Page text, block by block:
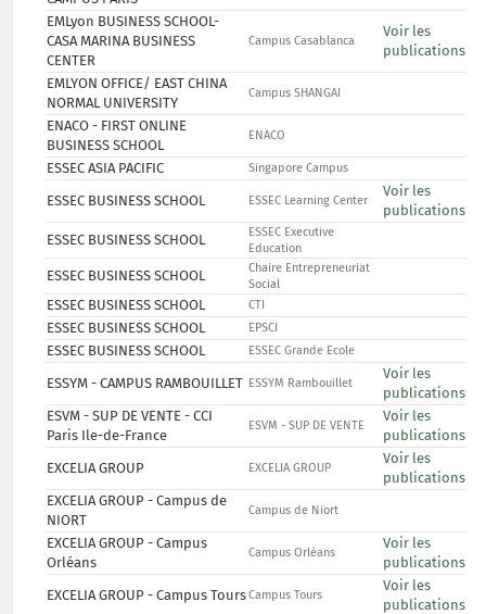
EMLyon BUSINESS SCHOOL-
CASA MARINA BUSINESS
CENTER
Campus Casablanca
Voir les
publications
EMLYON OFFICE/ EAST CHINA
NORMAL UNIVERSITY
Campus SHANGAI
ENACO - FIRST ONLINE
BUSINESS SCHOOL
ENACO
ESSEC ASIA PACIFIC Singapore Campus
ESSEC BUSINESS SCHOOL ESSEC Learning Center
Voir les
publications
ESSEC BUSINESS SCHOOL
ESSEC Executive
Education
ESSEC BUSINESS SCHOOL
Chaire Entrepreneuriat
Social
ESSEC BUSINESS SCHOOL CTI
ESSEC BUSINESS SCHOOL EPSCI
ESSEC BUSINESS SCHOOL ESSEC Grande Ecole
ESSYM - CAMPUS RAMBOUILLET ESSYM Rambouillet
Voir les
publications
ESVM - SUP DE VENTE - CCI
Paris Ile-de-France
ESVM - SUP DE VENTE
Voir les
publications
EXCELIA GROUP
EXCELIA GROUP
Voir les
publications
EXCELIA GROUP - Campus de
NIORT
Campus de Niort
EXCELIA GROUP - Campus
Orléans
Campus Orléans
Voir les
publications
EXCELIA GROUP - Campus ToursCampus Tours
Voir les
publications